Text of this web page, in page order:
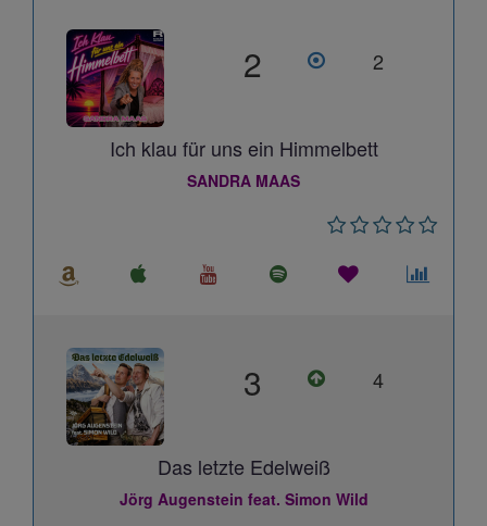
2 2
Ich klau für uns ein Himmelbett
SANDRA MAAS
3 4
Das letzte Edelweiß
Jörg Augenstein feat. Simon Wild